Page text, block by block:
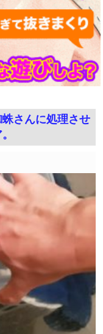
さんに処理させ